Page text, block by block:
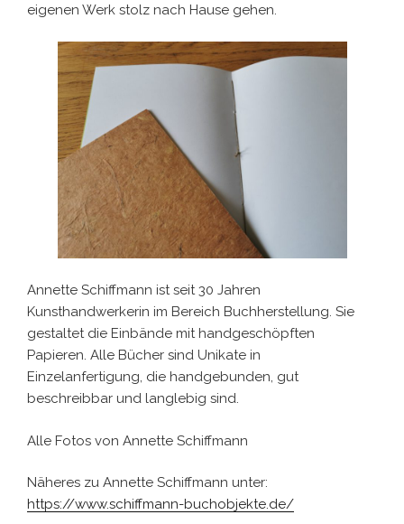
eigenen Werk stolz nach Hause gehen.
Annette Schiffmann ist seit 30 Jahren
Kunsthandwerkerin im Bereich Buchherstellung. Sie
gestaltet die Einbände mit handgeschöpften
Papieren. Alle Bücher sind Unikate in
Einzelanfertigung, die handgebunden, gut
beschreibbar und langlebig sind.
Alle Fotos von Annette Schiffmann
Näheres zu Annette Schiffmann unter:
https://www.schiffmann-buchobjekte.de/